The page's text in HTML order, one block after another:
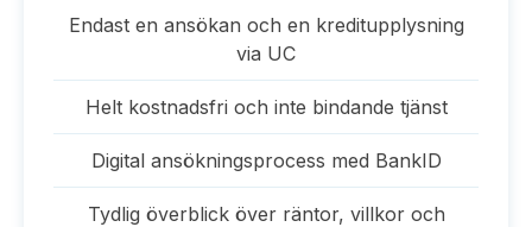
Endast en ansökan och en kreditupplysning
via UC
Helt kostnadsfri och inte bindande tjänst
Digital ansökningsprocess med BankID
Tydlig överblick över räntor, villkor och